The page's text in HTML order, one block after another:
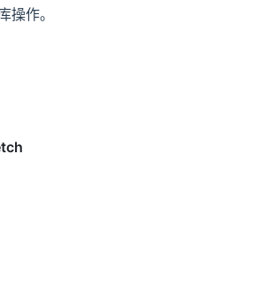
操作。